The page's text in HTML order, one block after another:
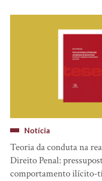
Notícia
Teoria da conduta na
Direito Penal:
comportamento ilícito-